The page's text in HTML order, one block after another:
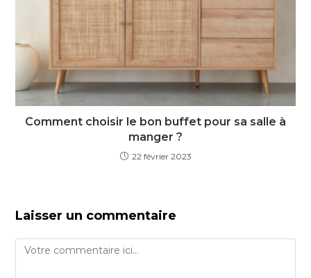
Comment choisir le bon buffet pour sa salle à
manger ?
22 février 2023
Laisser un commentaire
Comment